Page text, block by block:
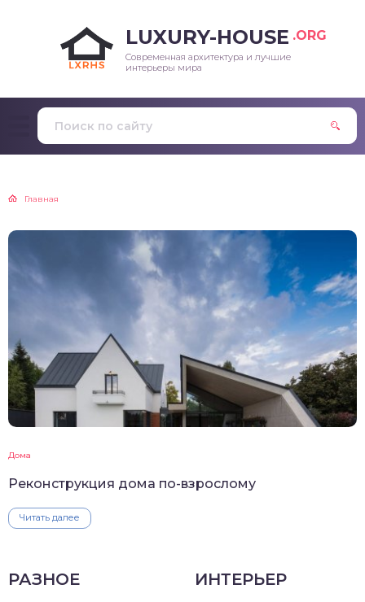
LUXURY-HOUSE .ORG
Современная архитектура и лучшие
интерьеры мира
Главная
Дома
Реконструкция дома по-взрослому
Читать далее
РАЗНОЕ ИНТЕРЬЕР